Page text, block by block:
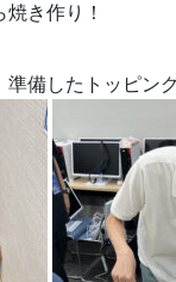
き作り！
備したトッピン